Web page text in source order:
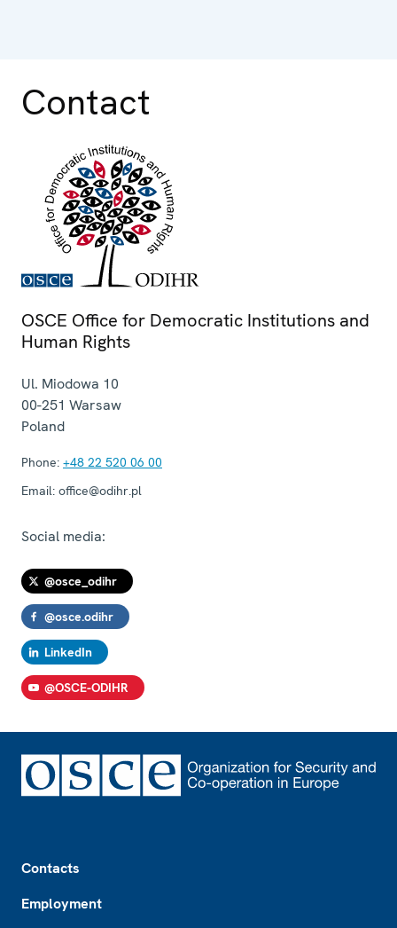
Contact
OSCE Office for Democratic Institutions and
Human Rights
Ul. Miodowa 10
00-251 Warsaw
Poland
Phone: +48 22 520 06 00
Email: office@odihr.pl
Social media:
@osce_odihr
@osce.odihr
LinkedIn
@OSCE-ODIHR
Contacts
Employment